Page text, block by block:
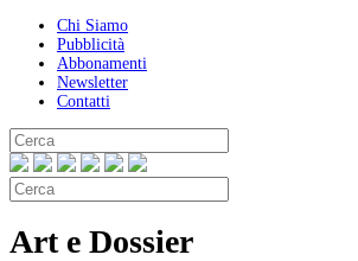
Chi Siamo
Pubblicità
Abbonamenti
Newsletter
Contatti
Art e Dossier